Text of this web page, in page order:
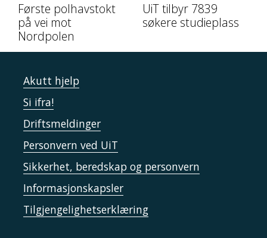
Første polhavstokt
på vei mot
Nordpolen
UiT tilbyr 7839
søkere studieplass
Akutt hjelp
Si ifra!
Driftsmeldinger
Personvern ved UiT
Sikkerhet, beredskap og personvern
Informasjonskapsler
Tilgjengelighetserklæring